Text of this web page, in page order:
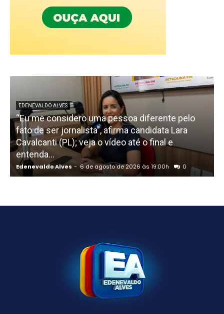
EDENEVALDO ALVES
“Eu me considero uma pessoa diferente pelo
fato de ser jornalista”, afirma candidata Lara
Cavalcanti (PL); veja o vídeo até o final e
entenda...
Edenevaldo Alves - 6 de agosto de 2026 às 19:00h 0